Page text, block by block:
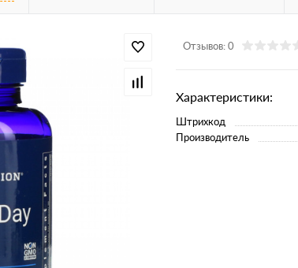
Отзывов: 0
Характеристики:
Штрихкод
Производитель